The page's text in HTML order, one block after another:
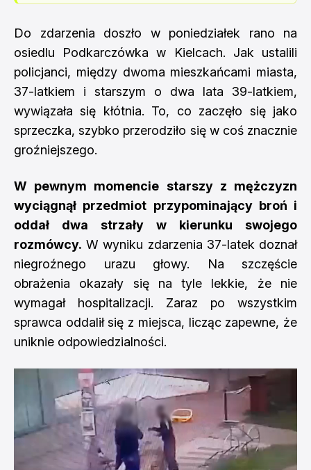
Do zdarzenia doszło w poniedziałek rano na
osiedlu Podkarczówka w Kielcach. Jak ustalili
policjanci, między dwoma mieszkańcami miasta,
37-latkiem i starszym o dwa lata 39-latkiem,
wywiązała się kłótnia. To, co zaczęło się jako
sprzeczka, szybko przerodziło się w coś znacznie
groźniejszego.
W pewnym momencie starszy z mężczyzn
wyciągnął przedmiot przypominający broń i
oddał dwa strzały w kierunku swojego
rozmówcy. W wyniku zdarzenia 37-latek doznał
niegroźnego urazu głowy. Na szczęście
obrażenia okazały się na tyle lekkie, że nie
wymagał hospitalizacji. Zaraz po wszystkim
sprawca oddalił się z miejsca, licząc zapewne, że
uniknie odpowiedzialności.